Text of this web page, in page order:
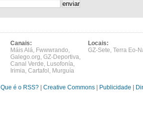
Canais:
Máis Alá, Fwwwrando,
Galego.org, GZ-Deportiva,
Canal Verde, Lusofonía,
Irimia, Cartafol , Murguía
Locais:
GZ-Sete, Terra Eo-
Que é o RSS? Creative Commons Publicidade